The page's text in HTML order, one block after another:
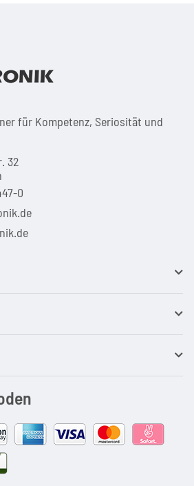
für Kom­pe­tenz, Seri­osi­tät und
32
0